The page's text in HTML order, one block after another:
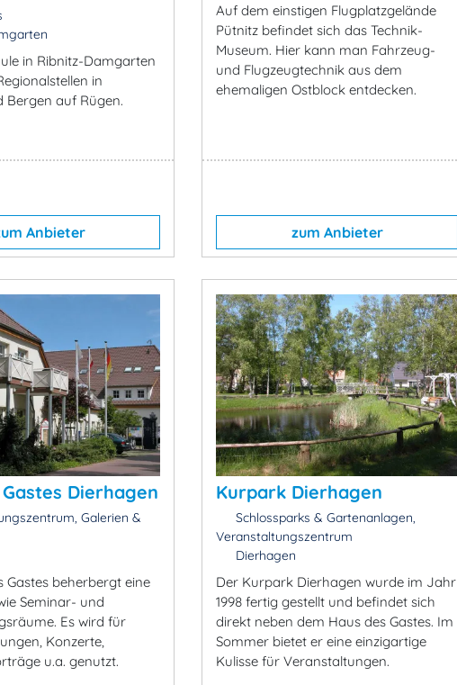
in Ribnitz-Damgarten
in
Bergen auf Rügen.
Anbieter
Auf dem einstigen Flugplatzgelände
Pütnitz befindet sich das Technik-
Museum. Hier kann man Fahrzeug-
und Flugzeugtechnik aus dem
ehemaligen Ostblock entdecken.
zum Anbieter
Dierhagen
Galerien &
Gastes beherbergt eine
Seminar- und
Es wird für
Konzerte,
u.a. genutzt.
Kurpark Dierhagen
Schlossparks & Gartenanlagen,
Veranstaltungszentrum
Dierhagen
Der Kurpark Dierhagen wurde im Jahr
1998 fertig gestellt und befindet sich
direkt neben dem Haus des Gastes. Im
Sommer bietet er eine einzigartige
Kulisse für Veranstaltungen.